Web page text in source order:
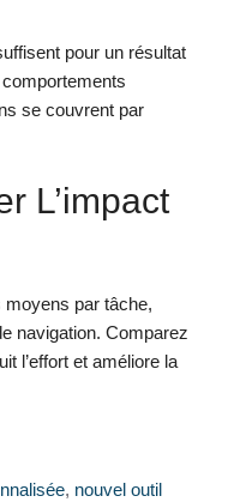
pour un résultat
se couvrent par
L’impact
par tâche,
navigation. Comparez
l’effort et améliore la
, nouvel outil